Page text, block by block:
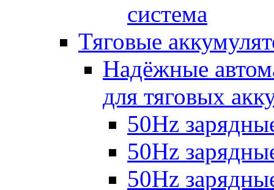
система
Тяговые
Надёжные
для тяговых
50Hz
50Hz
50Hz